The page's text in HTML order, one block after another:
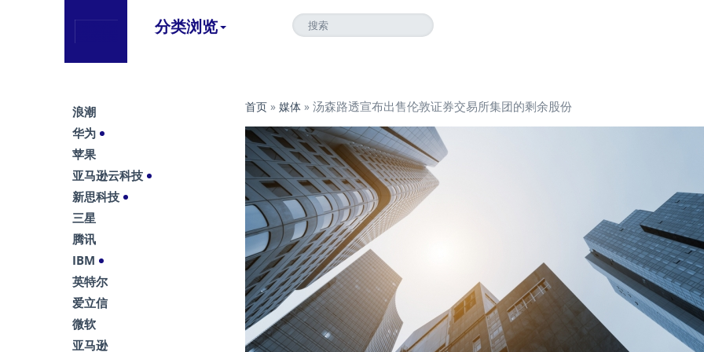
分类浏览
首页 » 媒体 » 汤森路透宣布出售伦敦证券交易所集团的剩余股份
浪潮
华为
苹果
亚马逊云科技
新思科技
三星
腾讯
IBM
英特尔
爱立信
微软
亚马逊